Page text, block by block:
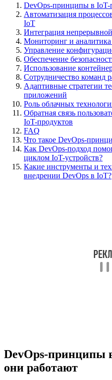
DevOps-принципы в IoT-
Автоматизация
IoT
Интеграция
Мониторинг и
Управление
Обеспечение
Использование
Сотрудничество команд
Адаптивные стратегии
приложений
Роль облачных
Обратная связь
IoT-продуктов
FAQ
Что такое DevOps-
Как DevOps-подход
циклом IoT-устройств?
Какие инструменты и
внедрении DevOps в IoT?
DevOps-принципы
они работают